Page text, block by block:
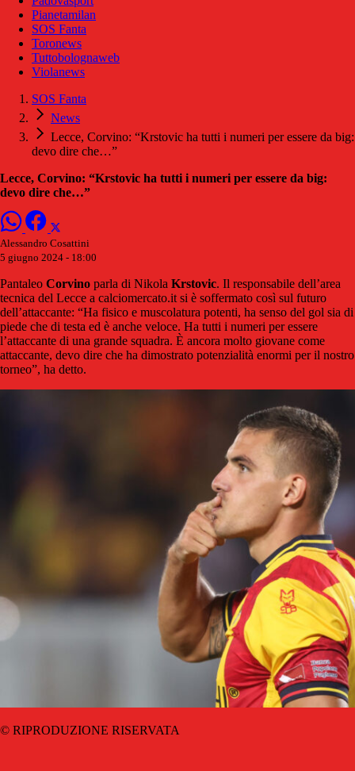
Pianetamilan
SOS Fanta
Toronews
Tuttobolognaweb
Violanews
SOS Fanta
News
Lecce, Corvino: “Krstovic ha tutti i numeri per essere da big:
devo dire che…”
Lecce, Corvino: “Krstovic ha tutti i numeri per essere da big:
devo dire che…”
Alessandro Cosattini
5 giugno 2024 - 18:00
Pantaleo Corvino parla di Nikola Krstovic. Il responsabile dell’area
tecnica del Lecce a calciomercato.it si è soffermato così sul futuro
dell’attaccante: “Ha fisico e muscolatura potenti, ha senso del gol sia di
piede che di testa ed è anche veloce. Ha tutti i numeri per essere
l’attaccante di una grande squadra. È ancora molto giovane come
attaccante, devo dire che ha dimostrato potenzialità enormi per il nostro
torneo”, ha detto.
© RIPRODUZIONE RISERVATA